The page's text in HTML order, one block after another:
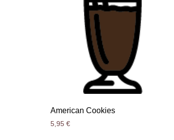
American Cookies
5,95 €